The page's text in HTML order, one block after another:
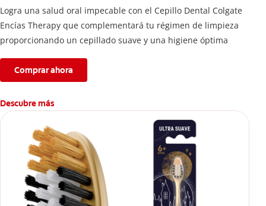
Logra una salud oral impecable con el Cepillo Dental Colgate
Encías Therapy que complementará tu régimen de limpieza
proporcionando un cepillado suave y una higiene óptima
Comprar ahora
Descubre más